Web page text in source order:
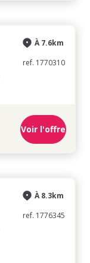
À 7.6km
ref. 1770310
Voir l'offre
À 8.3km
ref. 1776345